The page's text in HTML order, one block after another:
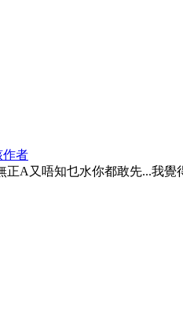
作者
A又唔知乜水你都敢先...我覺